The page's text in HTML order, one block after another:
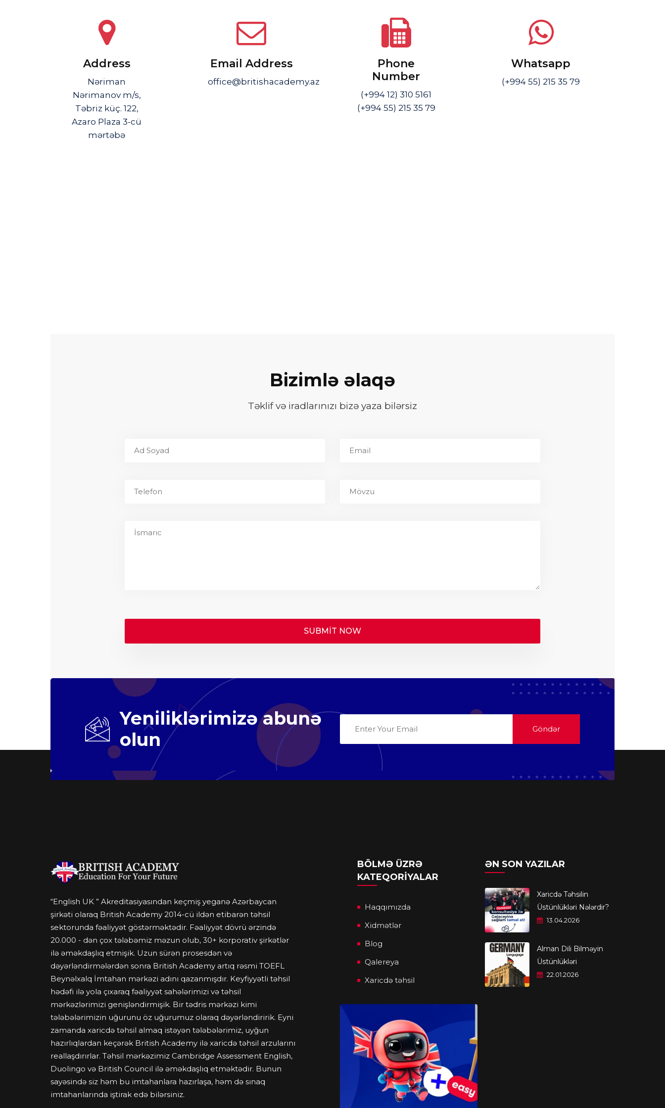
Address
Nəriman
Nərimanov m/s,
Təbriz küç. 122,
Azaro Plaza 3-cü
mərtəbə
Email Address
office@britishacademy.az
Phone
Number
(+994 12) 310 5161
(+994 55) 215 35 79
Whatsapp
(+994 55) 215 35 79
Bizimlə əlaqə
Təklif və iradlarınızı bizə yaza bilərsiz
Yeniliklərimizə abunə
olun
Göndər
“English UK ” Akreditasiyasından keçmiş yeganə Azərbaycan
şirkəti olaraq British Academy 2014-cü ildən etibarən təhsil
sektorunda fəaliyyət göstərməktədir. Fəaliyyət dövrü ərzində
20.000 - dən çox tələbəmiz məzun olub, 30+ korporativ şirkətlər
ilə əməkdaşlıq etmişik. Uzun sürən prosesdən və
dəyərləndirmələrdən sonra British Academy artıq rəsmi TOEFL
Beynəlxalq İmtahan mərkəzi adını qazanmışdır. Keyfiyyətli təhsil
hədəfi ilə yola çıxaraq fəaliyyət sahələrimizi və təhsil
mərkəzlərimizi genişləndirmişik. Bir tədris mərkəzi kimi
tələbələrimizin uğurunu öz uğurumuz olaraq dəyərləndiririk. Eyni
zamanda xaricdə təhsil almaq istəyən tələbələrimiz, uyğun
hazırlıqlardan keçərək British Academy ilə xaricdə təhsil arzularını
reallaşdırırlar. Təhsil mərkəzimiz Cambridge Assessment English,
Duolingo və British Council ilə əməkdaşlıq etməktədir. Bunun
sayəsində siz həm bu imtahanlara hazırlaşa, həm də sınaq
imtahanlarında iştirak edə bilərsiniz.
BÖLMƏ ÜZRƏ
KATEQORIYALAR
Haqqımızda
Xidmətlər
Blog
Qalereya
Xaricdə təhsil
ƏN SON YAZILAR
Xaricdə Təhsilin
Üstünlükləri Nələrdir?
13.04.2026
Alman Dili Bilməyin
Üstünlükləri
22.01.2026